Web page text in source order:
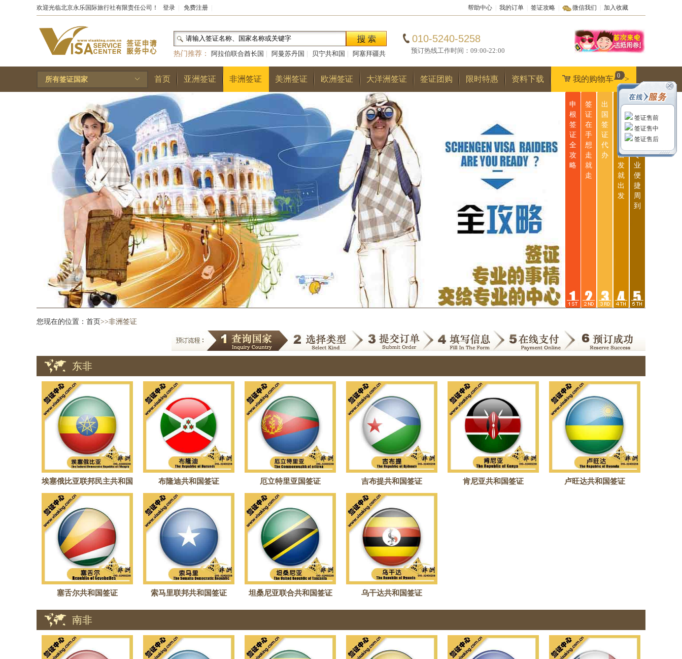
欢迎光临北京永乐国际旅行社有限责任公司！ 登录 免费注册 帮助中心 我的订单 签证攻略 微信我们 加入收藏
热门推荐： 阿拉伯联合酋长国 阿曼苏丹国 贝宁共和国
阿塞拜疆共
和国|布基纳法索|巴勒斯坦国|阿尔巴尼亚共和国|多哥共和国|巴
林王国|安道尔公国|
010-5240-5258
预订热线工作时间：09:00-22:00
所有签证国家 首页 亚洲签证 非洲签证 美洲签证 欧洲签证 大洋洲签证 签证团购 限时特惠 资料下载 我的购物车 >
0
申
根
签
证
全
攻
略
签
证
在
手
想
走
就
走
出
国
签
证
代
办
无
说
出
发
就
出
发
一
站
式
服
专
业
便
捷
周
到
您现在的位置： 首页>>非洲签证
东非
埃塞俄比亚联邦民主共和国
签证
布隆迪共和国签证 厄立特里亚国签证 吉布提共和国签证 肯尼亚共和国签证 卢旺达共和国签证
塞舌尔共和国签证 索马里联邦共和国签证 坦桑尼亚联合共和国签证 乌干达共和国签证
南非
签证售前
签证售中
签证售后